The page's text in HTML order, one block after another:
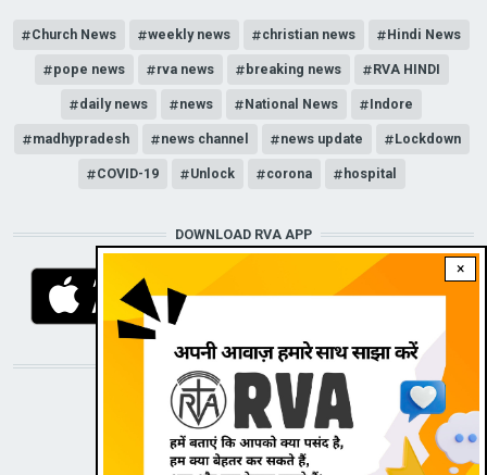
×
Church News weekly news christian news Hindi News
pope news rva news breaking news RVA HINDI
daily news news National News Indore
madhypradesh news channel news update Lockdown
COVID-19 Unlock corona hospital
DOWNLOAD RVA APP
STAY CONNECTED WITH US!